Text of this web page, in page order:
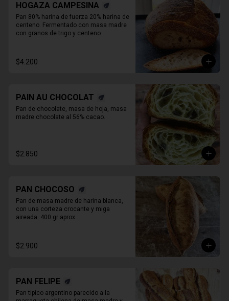
HOGAZA CAMPESINA
Pan 80% harina de fuerza 20% harina de
centeno. Fermentado con masa madre
con granos de trigo y centeno
REBANAR.
$4.200
PAIN AU CHOCOLAT
Pan de chocolate, masa de hoja, masa
madre chocolate al 56% cacao.
despacho*
$2.850
PAN CHOCOSO
Pan de masa madre de harina blanca,
con una corteza crocante y miga
aireada. 400 gr aprox
$2.900
PAN FELIPE
Pan tipico argentino parecido a la